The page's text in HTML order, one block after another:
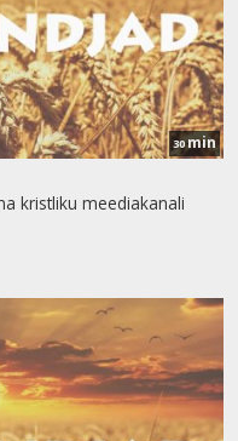
30min
kristliku meediakanali